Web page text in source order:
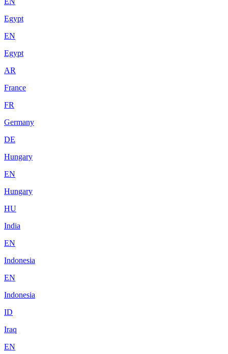
Egypt
EN
Egypt
AR
France
FR
Germany
DE
Hungary
EN
Hungary
HU
India
EN
Indonesia
EN
Indonesia
ID
Iraq
EN